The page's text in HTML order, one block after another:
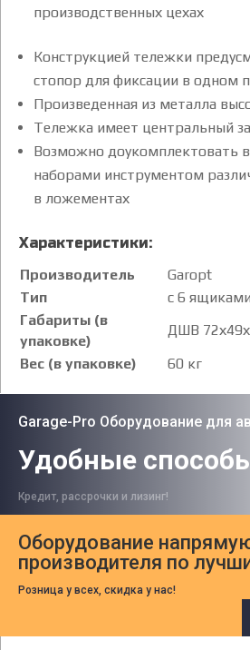
производственных цехах
Конструкцией тележки
стопор для фиксации в одном
Произведенная из металла
Тележка имеет центральный
Возможно доукомплектовать
наборами инструментом
в ложементах
Характеристики:
Производитель
Garopt
Тип
с 6 ящиками
Габариты (в
упаковке)
ДШВ
Вес (в упаковке)
60 кг
Garage-Pro Оборудование для
Удобные
Кредит, рассрочки и лизинг!
Оборудование
производителя по
Розница у всех, скидка у нас!